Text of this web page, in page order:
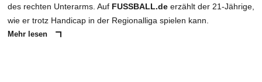
des rechten Unterarms. Auf FUSSBALL.de erzählt der 21-Jährige,
wie er trotz Handicap in der Regionalliga spielen kann.
Mehr lesen